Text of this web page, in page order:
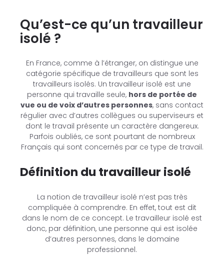
Qu’est-ce qu’un travailleur
isolé ?
En France, comme à l’étranger, on distingue une
catégorie spécifique de travailleurs que sont les
travailleurs isolés. Un travailleur isolé est une
personne qui travaille seule, hors de portée de
vue ou de voix d’autres personnes, sans contact
régulier avec d’autres collègues ou superviseurs et
dont le travail présente un caractère dangereux.
Parfois oubliés, ce sont pourtant de nombreux
Français qui sont concernés par ce type de travail.
Définition du travailleur isolé
La notion de travailleur isolé n’est pas très
compliquée à comprendre. En effet, tout est dit
dans le nom de ce concept. Le travailleur isolé est
donc, par définition, une personne qui est isolée
d’autres personnes, dans le domaine
professionnel.